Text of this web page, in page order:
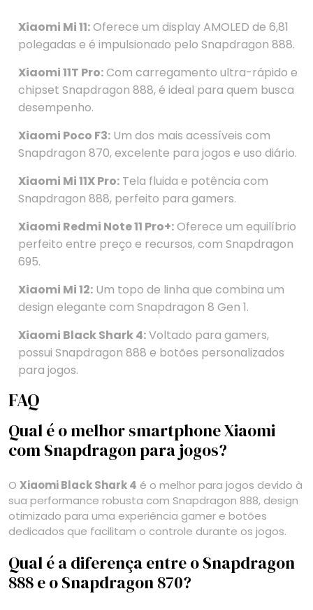
Xiaomi Mi 11:Oferece um display AMOLED de 6,81
polegadas e é impulsionado pelo Snapdragon 888.
Xiaomi 11T Pro:Com carregamento ultra-rápido e
chipset Snapdragon 888, é ideal para quem busca
desempenho.
Xiaomi Poco F3: Um dos mais acessíveis com
Snapdragon 870, excelente para jogos e uso diário.
Xiaomi Mi 11X Pro: Tela fluida e potência com
Snapdragon 888, perfeito para gamers.
Xiaomi Redmi Note 11 Pro+:Oferece um equilíbrio
perfeito entre preço e recursos, com Snapdragon
695.
Xiaomi Mi 12: Um topo de linha que combina um
design elegante com Snapdragon 8 Gen 1.
Xiaomi Black Shark 4:Voltado para gamers,
possui Snapdragon 888 e botões personalizados
para jogos.
FAQ
Qual é o melhor smartphone Xiaomi
com Snapdragon para jogos?
O Xiaomi Black Shark 4 é o melhor para jogos devido à
sua performance robusta com Snapdragon 888, design
otimizado para uma experiência gamer e botões
dedicados que facilitam o controle durante os jogos.
Qual é a diferença entre o Snapdragon
888 e o Snapdragon 870?